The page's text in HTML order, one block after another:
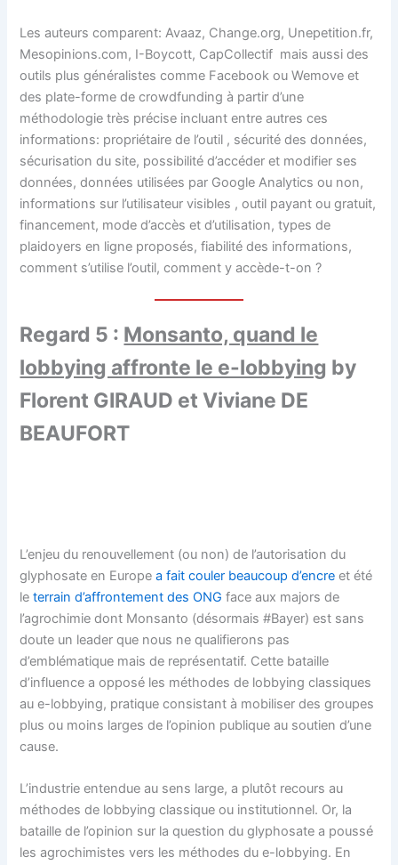
Les auteurs comparent: Avaaz, Change.org, Unepetition.fr,
Mesopinions.com, I-Boycott, CapCollectif mais aussi des
outils plus généralistes comme Facebook ou Wemove et
des plate-forme de crowdfunding à partir d’une
méthodologie très précise incluant entre autres ces
informations: propriétaire de l’outil , sécurité des données,
sécurisation du site, possibilité d’accéder et modifier ses
données, données utilisées par Google Analytics ou non,
informations sur l’utilisateur visibles , outil payant ou gratuit,
financement, mode d’accès et d’utilisation, types de
plaidoyers en ligne proposés, fiabilité des informations,
comment s’utilise l’outil, comment y accède-t-on ?
Regard 5 : Monsanto, quand le
lobbying affronte le e-lobbying by
Florent GIRAUD et Viviane DE
BEAUFORT
L’enjeu du renouvellement (ou non) de l’autorisation du
glyphosate en Europea fait couler beaucoup d’encreet été
leterrain d’affrontement des ONGface aux majors de
l’agrochimie dont Monsanto (désormais #Bayer) est sans
doute un leader que nous ne qualifierons pas
d’emblématique mais de représentatif. Cette bataille
d’influence a opposé les méthodes de lobbying classiques
au e-lobbying, pratique consistant à mobiliser des groupes
plus ou moins larges de l’opinion publique au soutien d’une
cause.
L’industrie entendue au sens large, a plutôt recours au
méthodes de lobbying classique ou institutionnel. Or, la
bataille de l’opinion sur la question du glyphosate a poussé
les agrochimistes vers les méthodes du e-lobbying. En